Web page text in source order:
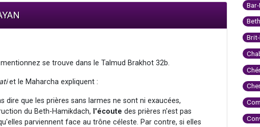
se trouve dans le Talmud Brakhot 32b.
et le Maharcha expliquent :
dire que les prières sans larmes ne sont ni exaucées,
du Beth-Hamikdach, l'écoute des prières n'est pas
parviennent face au trône céleste. Par contre, si elles